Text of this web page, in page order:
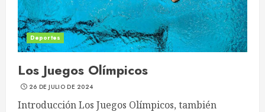
Deportes
Los Juegos Olímpicos
26 DE JULIO DE 2024
Introducción Los Juegos Olímpicos, también